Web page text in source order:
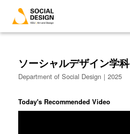
ソーシャルデザイン学科
Department of Social Design｜2025
Today's Recommended Video